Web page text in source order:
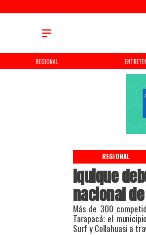
REGIONAL
Iquique
nacional
Más de 300
Tarapacá; el
Surf y Collahuasi a
REGIONAL